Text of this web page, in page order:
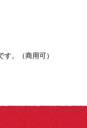
。（商用可）